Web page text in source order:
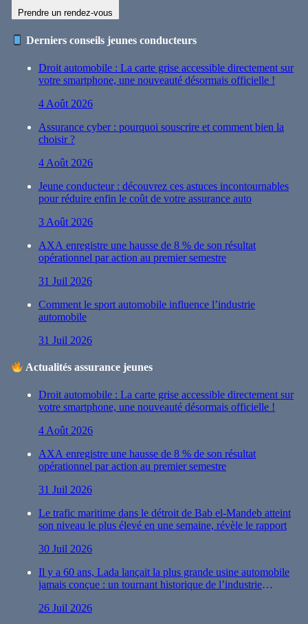
Prendre un rendez-vous
Derniers conseils jeunes conducteurs
Droit automobile : La carte grise accessible directement sur
votre smartphone, une nouveauté désormais officielle !
4 Août 2026
Assurance cyber : pourquoi souscrire et comment bien la
choisir ?
4 Août 2026
Jeune conducteur : découvrez ces astuces incontournables
pour réduire enfin le coût de votre assurance auto
3 Août 2026
AXA enregistre une hausse de 8 % de son résultat
opérationnel par action au premier semestre
31 Juil 2026
Comment le sport automobile influence l’industrie
automobile
31 Juil 2026
Actualités assurance jeunes
Droit automobile : La carte grise accessible directement sur
votre smartphone, une nouveauté désormais officielle !
4 Août 2026
AXA enregistre une hausse de 8 % de son résultat
opérationnel par action au premier semestre
31 Juil 2026
Le trafic maritime dans le détroit de Bab el-Mandeb atteint
son niveau le plus élevé en une semaine, révèle le rapport
30 Juil 2026
Il y a 60 ans, Lada lançait la plus grande usine automobile
jamais conçue : un tournant historique de l’industrie
26 Juil 2026